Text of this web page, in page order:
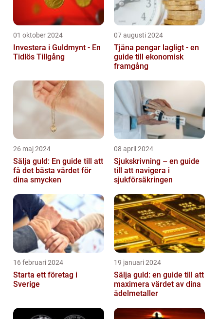
01 oktober 2024
Investera i Guldmynt - En
Tidlös Tillgång
07 augusti 2024
Tjäna pengar lagligt - en
guide till ekonomisk
framgång
26 maj 2024
Sälja guld: En guide till att
få det bästa värdet för
dina smycken
08 april 2024
Sjukskrivning – en guide
till att navigera i
sjukförsäkringen
16 februari 2024
Starta ett företag i
Sverige
19 januari 2024
Sälja guld: en guide till att
maximera värdet av dina
ädelmetaller